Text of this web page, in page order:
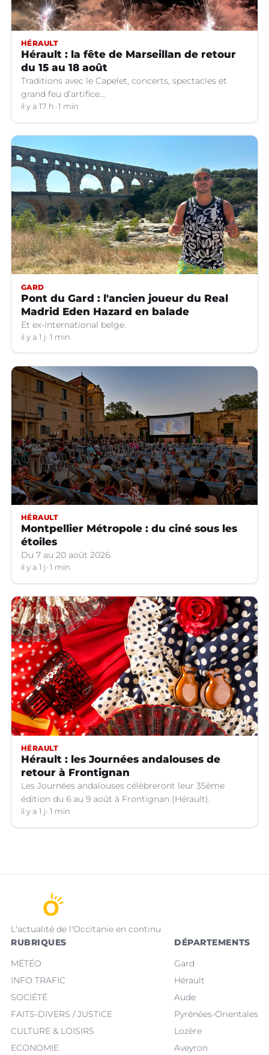
HÉRAULT
Hérault : la fête de Marseillan de retour
du 15 au 18 août
Traditions avec le Capelet, concerts, spectacles et
grand feu d’artifice...
il y a 17 h 1 min
GARD
Pont du Gard : l'ancien joueur du Real
Madrid Eden Hazard en balade
Et ex-international belge.
il y a 1 j 1 min
HÉRAULT
Montpellier Métropole : du ciné sous les
étoiles
Du 7 au 20 août 2026.
il y a 1 j 1 min
HÉRAULT
Hérault : les Journées andalouses de
retour à Frontignan
Les Journées andalouses célèbreront leur 35ème
édition du 6 au 9 août à Frontignan (Hérault).
il y a 1 j 1 min
L'actualité de l'Occitanie en continu
RUBRIQUES
MÉTÉO
INFO TRAFIC
SOCIÉTÉ
FAITS-DIVERS / JUSTICE
CULTURE & LOISIRS
ECONOMIE
DÉPARTEMENTS
Gard
Hérault
Aude
Pyrénées-Orientales
Lozère
Aveyron